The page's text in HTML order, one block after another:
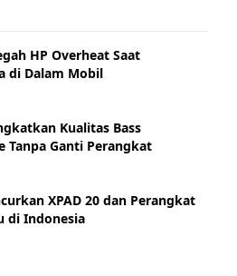
HP Overheat Saat
di Dalam Mobil
Kualitas Bass
Tanpa Ganti Perangkat
XPAD 20 dan Perangkat
di Indonesia